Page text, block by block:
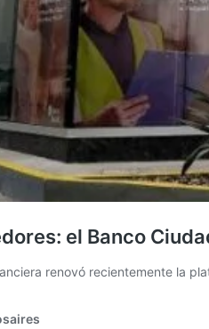
el Banco
renovó recientemente la